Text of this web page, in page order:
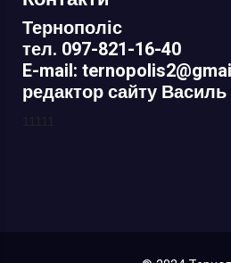
Тернополіс
тел. 097-821-16-40
E-mail:
редактор сайту